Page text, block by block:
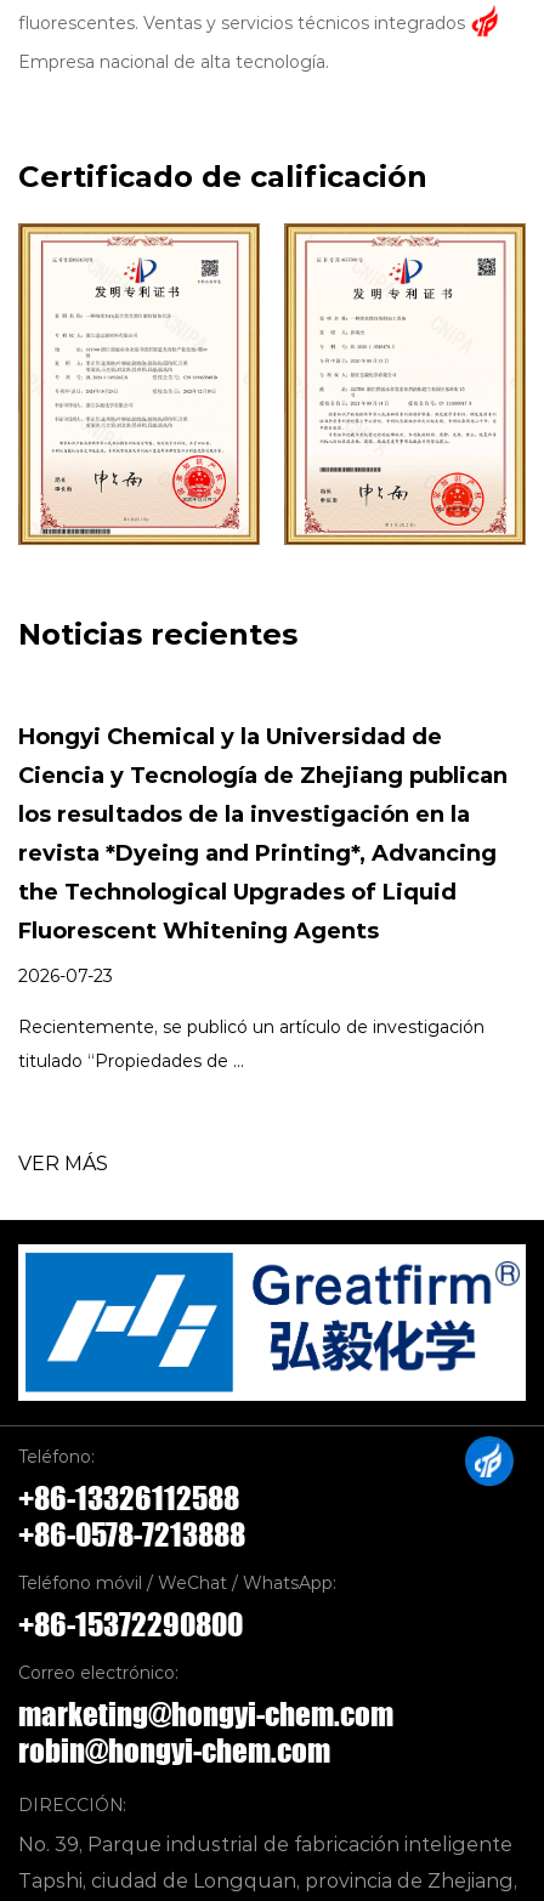
fluorescentes. Ventas y servicios técnicos integrados
Empresa nacional de alta tecnología.
profundamente involucrada en terminales nacionales y se
sudeste asiático. Actualmente ha establecido una oficina
en el extranjero en la ciudad de Haiphong, Vietnam.
De cara al siglo XXI, Hony Chemical continuará siendo
pionera e innovando, orientada al mercado y, basándose
en las necesidades de los clientes, creando valor para
todos los socios con servicios de tecnología de aplicación
convenientes, eficientes y de mejor calidad, y un
rendimiento de alto costo. ¡Estamos dispuestos a utilizar
nuestra sinceridad para acompañarlo y crear juntos un
futuro mejor!
Certificado de calificación
Noticias recientes
Hongyi Chemical y la Universidad de
Ciencia y Tecnología de Zhejiang publican
los resultados de la investigación en la
revista *Dyeing and Printing*, Advancing
the Technological Upgrades of Liquid
Fluorescent Whitening Agents
2026-07-23
Recientemente, se publicó un artículo de investigación
titulado “Propiedades de ...
VER MÁS
Teléfono:
+86-13326112588
+86-0578-7213888
Teléfono móvil / WeChat / WhatsApp:
+86-15372290800
Correo electrónico:
marketing@hongyi-chem.com
robin@hongyi-chem.com
DIRECCIÓN:
No. 39, Parque industrial de fabricación inteligente
Tapshi, ciudad de Longquan, provincia de Zhejiang,